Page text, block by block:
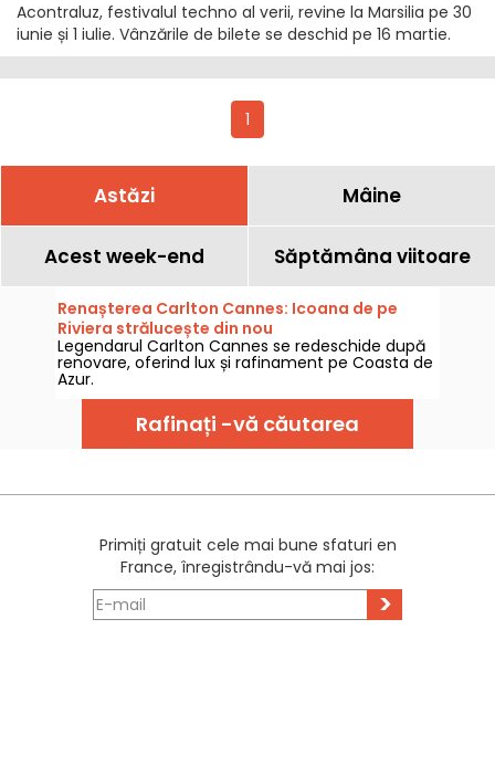
Acontraluz, festivalul techno al verii, revine la Marsilia pe 30
iunie și 1 iulie. Vânzările de bilete se deschid pe 16 martie.
1
Astăzi Mâine
Acest week-end Săptămâna viitoare
Renașterea Carlton Cannes: Icoana de pe
Riviera strălucește din nou
Legendarul Carlton Cannes se redeschide după
renovare, oferind lux și rafinament pe Coasta de
Azur.
Rafinați -vă căutarea
Primiți gratuit cele mai bune sfaturi en
France, înregistrându-vă mai jos:
>